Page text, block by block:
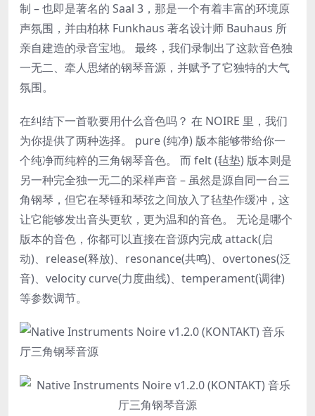
制 – 也即是著名的 Saal 3，那是一个有着丰富的环境原
声氛围，并由柏林 Funkhaus 著名设计师 Bauhaus 所
亲自建造的录音宝地。 最终，我们录制出了这款音色独
一无二、牵人思绪的钢琴音源，并赋予了它独特的大气
氛围。
在纠结下一首歌要用什么音色吗？ 在 NOIRE 里，我们
为你提供了两种选择。 pure (纯净) 版本能够带给你一
个纯净而纯粹的三角钢琴音色。 而 felt (毡垫) 版本则是
另一种完全独一无二的采样声音 – 虽然是源自同一台三
角钢琴，但它在琴锤和琴弦之间放入了毡垫作缓冲，这
让它能够发出音头更软，更为温和的音色。 无论是哪个
版本的音色，你都可以直接在音源内完成 attack(启
动)、release(释放)、resonance(共鸣)、overtones(泛
音)、velocity curve(力度曲线)、temperament(调律)
等参数调节。